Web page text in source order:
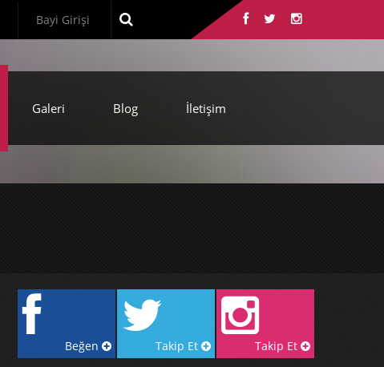
Bayi Girişi
Galeri Blog İletişim
Beğen Takip Et Takip Et